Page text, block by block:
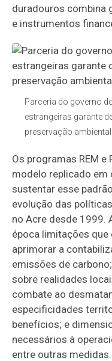
duradouros combina
e instrumentos
Parceria do governo
estrangeiras garante
preservação
Os programas REM e
modelo replicado em
sustentar esse
evolução das
no Acre desde 1999.
época limitações
aprimorar a
emissões de
sobre realidades
combate ao
especificidades
benefícios; e
necessários à
entre outras medidas.